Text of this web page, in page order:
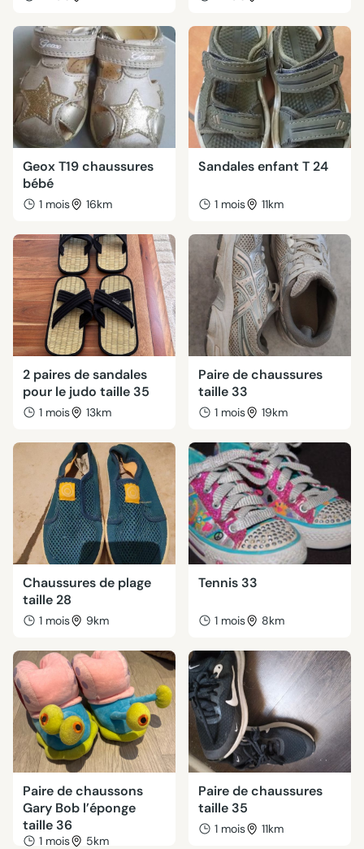
Geox T19 chaussures
bébé
1 mois 16km
Sandales enfant T 24
1 mois 11km
2 paires de sandales
pour le judo taille 35
1 mois 13km
Paire de chaussures
taille 33
1 mois 19km
Chaussures de plage
taille 28
1 mois 9km
Tennis 33
1 mois 8km
Paire de chaussons
Gary Bob l’éponge
taille 36
1 mois 5km
Paire de chaussures
taille 35
1 mois 11km